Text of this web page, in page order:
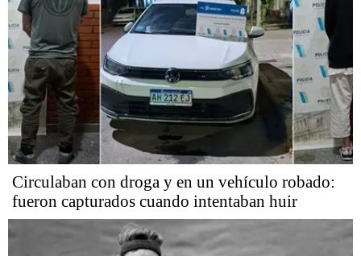
Circulaban con droga y en un vehículo robado:
fueron capturados cuando intentaban huir